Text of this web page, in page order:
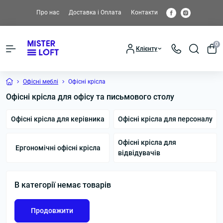
Про нас Доставка і Оплата Контакти
Клієнту
0
Офісні меблі Офісні крісла
Офісні крісла для офісу та письмового столу
Офісні крісла для керівника Офісні крісла для персоналу
Ергономічні офісні крісла
Офісні крісла для
відвідувачів
В категорії немає товарів
Продовжити